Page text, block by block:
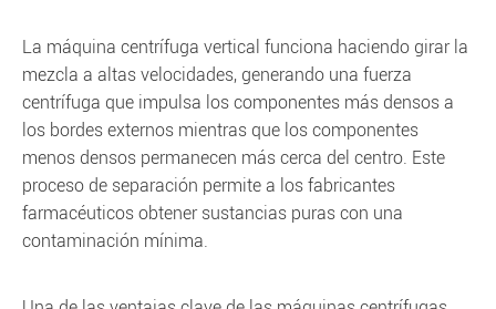
La máquina centrífuga vertical funciona haciendo girar la
mezcla a altas velocidades, generando una fuerza
centrífuga que impulsa los componentes más densos a
los bordes externos mientras que los componentes
menos densos permanecen más cerca del centro. Este
proceso de separación permite a los fabricantes
farmacéuticos obtener sustancias puras con una
contaminación mínima.